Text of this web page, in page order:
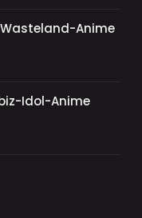
Wasteland-Anime
Idol-Anime